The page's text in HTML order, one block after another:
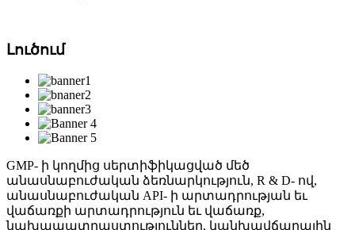
Լուծում
GMP- ի կողմից սերտիֆիկացված մեծ
անասնաբուժական ձեռնարկություն, R & D- ով,
անասնաբուժական API- ի արտադրության եւ
վաճառքի արտադրություն եւ վաճառք,
նախապատրաստություններ, կանխավճարային